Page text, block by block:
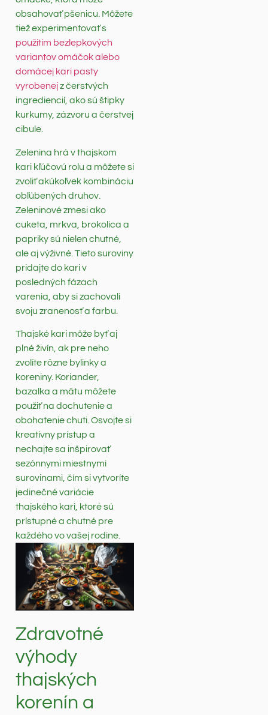
obsahovať pšenicu. Môžete
tiež experimentovať s
použitím bezlepkových
variantov omáčok alebo
domácej kari pasty
vyrobenejz čerstvých
ingrediencií, ako sú štipky
kurkumy, zázvoru a čerstvej
cibule.
Zelenina hrá v thajskom
kari kľúčovú rolu a môžete si
zvoliť akúkoľvek kombináciu
obľúbených druhov.
Zeleninové zmesi ako
cuketa, mrkva, brokolica a
papriky sú nielen chutné,
ale aj výživné. Tieto suroviny
pridajte do kari v
posledných fázach
varenia, aby si zachovali
svoju zranenosť a farbu.
Thajské kari môže byť aj
plné živín, ak pre neho
zvolíte rôzne bylinky a
koreniny. Koriander,
bazalka a mätu môžete
použiť na dochutenie a
obohatenie chuti. Osvojte si
kreatívny prístup a
nechajte sa inšpirovať
sezónnymi miestnymi
surovinami, čím si vytvoríte
jedinečné variácie
thajského kari, ktoré sú
prístupné a chutné pre
každého vo vašej rodine.
Zdravotné
výhody
thajských
korenín a